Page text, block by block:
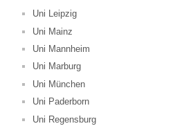
Uni Leipzig
Uni Mainz
Uni Mannheim
Uni Marburg
Uni München
Uni Paderborn
Uni Regensburg